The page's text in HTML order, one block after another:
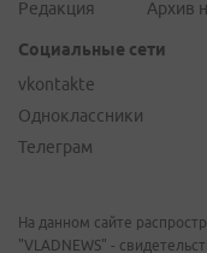
Редакция
Архив
Социальные сети
vkontakte
Одноклассники
Телеграм
На данном сайте
"VLADNEWS" -